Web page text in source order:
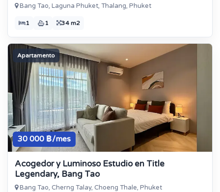
Bang Tao, Laguna Phuket, Thalang, Phuket
1 1 34 m2
Apartamento
30 000 ฿/mes
Acogedor y Luminoso Estudio en Title
Legendary, Bang Tao
Bang Tao, Cherng Talay, Choeng Thale, Phuket